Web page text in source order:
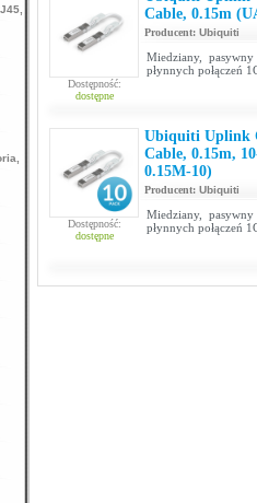
Dostępność:
dostępne
Cable, 0.15m
Producent: Ubiquiti
Miedziany,
płynnych połączeń
Dostępność:
dostępne
Ubiquiti Uplink
Cable, 0.15m,
0.15M-10)
Producent: Ubiquiti
Miedziany,
płynnych połączeń